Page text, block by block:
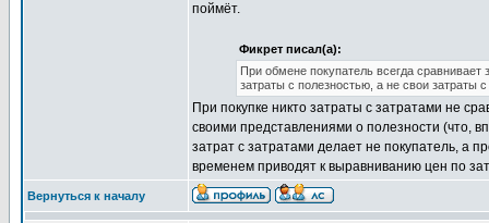
поймёт.
Фикрет писал(а):
При обмене покупатель всегда сравнивает
затраты с полезностью, а не свои затраты
При покупке никто затраты с затратами не
своими представлениями о полезности (что,
затрат с затратами делает не покупатель, а
временем приводят к выравниванию цен по
Вернуться к началу